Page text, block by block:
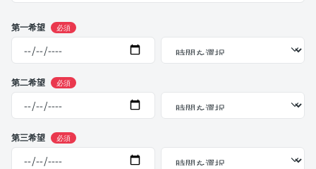
第一希望 必須
第二希望 必須
第三希望 必須